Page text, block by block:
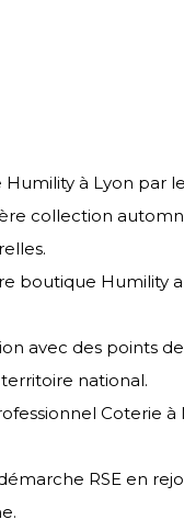
à Lyon par
collection
boutique Humility
avec des points
national.
Coterie
RSE en